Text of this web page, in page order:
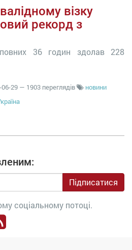
візку
рекорд з
36 годин здолав 228
29 — 1903 переглядів
новини
Підписатися
соціальному потоці.